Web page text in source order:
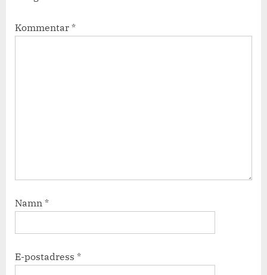
Kommentar *
Namn *
E-postadress *